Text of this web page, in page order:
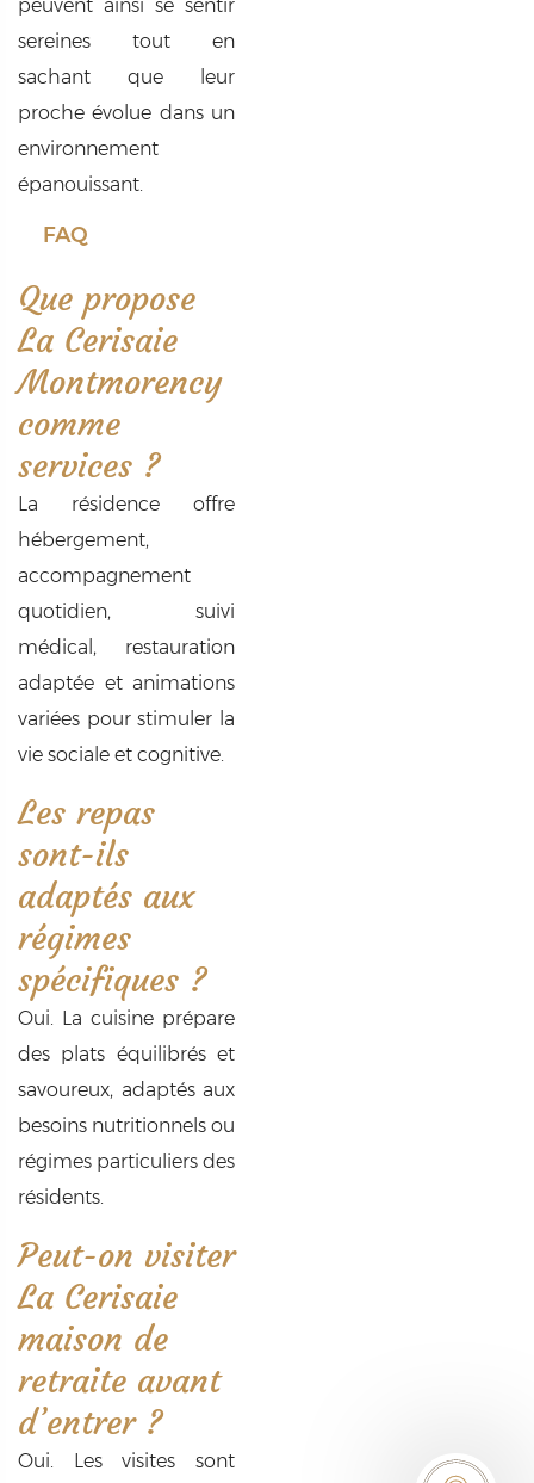
peuvent ainsi se sentir
sereines tout en
sachant que leur
proche évolue dans un
environnement
épanouissant.
FAQ
Que propose
La Cerisaie
Montmorency
comme
services ?
La résidence offre
hébergement,
accompagnement
quotidien, suivi
médical, restauration
adaptée et animations
variées pour stimuler la
vie sociale et cognitive.
Les repas
sont-ils
adaptés aux
régimes
spécifiques ?
Oui. La cuisine prépare
des plats équilibrés et
savoureux, adaptés aux
besoins nutritionnels ou
régimes particuliers des
résidents.
Peut-on visiter
La Cerisaie
maison de
retraite avant
d’entrer ?
Oui. Les visites sont